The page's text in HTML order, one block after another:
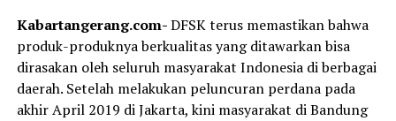
Kabartangerang.com-DFSK terus memastikan bahwa
produk-produknya berkualitas yang ditawarkan bisa
dirasakan oleh seluruh masyarakat Indonesia di berbagai
daerah. Setelah melakukan peluncuran perdana pada
akhir April 2019 di Jakarta, kini masyarakat di Bandung